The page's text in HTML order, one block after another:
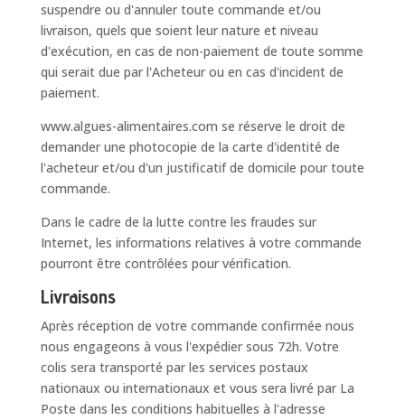
suspendre ou d'annuler toute commande et/ou
livraison, quels que soient leur nature et niveau
d'exécution, en cas de non-paiement de toute somme
qui serait due par l'Acheteur ou en cas d'incident de
paiement.
www.algues-alimentaires.com se réserve le droit de
demander une photocopie de la carte d'identité de
l'acheteur et/ou d'un justificatif de domicile pour toute
commande.
Dans le cadre de la lutte contre les fraudes sur
Internet, les informations relatives à votre commande
pourront être contrôlées pour vérification.
Livraisons
Après réception de votre commande confirmée nous
nous engageons à vous l'expédier sous 72h. Votre
colis sera transporté par les services postaux
nationaux ou internationaux et vous sera livré par La
Poste dans les conditions habituelles à l'adresse